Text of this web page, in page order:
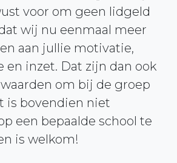
voor om geen lidgeld
wij nu eenmaal meer
aan jullie motivatie,
en inzet. Dat zijn dan ook
om bij de groep
is bovendien niet
een bepaalde school te
is welkom!